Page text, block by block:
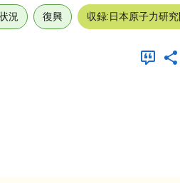
況 復興 収録:日本原子力研